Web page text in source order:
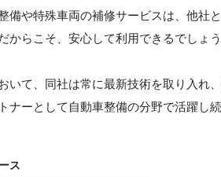
備や特殊車両の補修サービスは、他社
からこそ、安心して利用できるでしょう
いて、同社は常に最新技術を取り入れ
ナーとして自動車整備の分野で活躍し
ス